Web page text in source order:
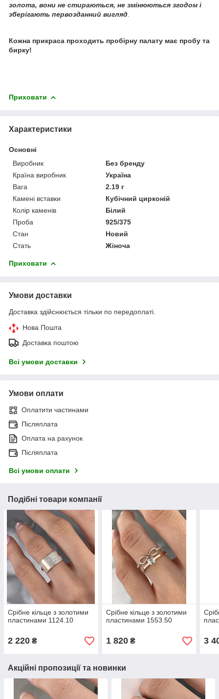
золота, вони не стираються, не змінюються згодом і
зберігають первозданний вигляд
Кожна прикраса проходить пробірну палату має пробу та
бирку!
Приховати
Характеристики
Основні
Виробник
Без бренду
Країна виробник
Україна
Вага
2.19 г
Камені вставки
Кубічний цирконій
Колір каменів
Білий
Проба
925/375
Стан
Новий
Стать
Жіноча
Приховати
Умови доставки
Доставка здійснюється тільки по передоплаті.
Нова Пошта
Доставка поштою
Всі умови доставки
Умови оплати
Оплатити частинами
Післяплата
Оплата на рахунок
Післяплата
Всі умови оплати
Подібні товари компанії
Срібне кільце з золотими
пластинами 1124.10
2 220 ₴
Срібне кільце з золотими
пластинами 1553.50
1 820₴ 3
Акційні пропозиції та новинки